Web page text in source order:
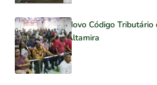
Novo Código
Altamira